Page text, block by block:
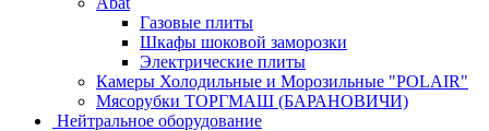
Газовые плиты
Шкафы шоковой заморозки
Электрические плиты
Камеры Холодильные и Морозильные "POLAIR"
Мясорубки ТОРГМАШ (БАРАНОВИЧИ)
Нейтральное оборудование